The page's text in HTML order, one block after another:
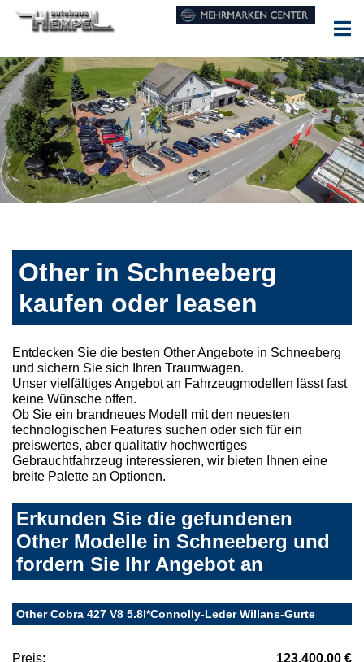
Other in Schneeberg
kaufen oder leasen
Entdecken Sie die besten Other Angebote in Schneeberg
und sichern Sie sich Ihren Traumwagen.
Unser vielfältiges Angebot an Fahrzeugmodellen lässt fast
keine Wünsche offen.
Ob Sie ein brandneues Modell mit den neuesten
technologischen Features suchen oder sich für ein
preiswertes, aber qualitativ hochwertiges
Gebrauchtfahrzeug interessieren, wir bieten Ihnen eine
breite Palette an Optionen.
Erkunden Sie die gefundenen
Other Modelle in Schneeberg und
fordern Sie Ihr Angebot an
Other Cobra 427 V8 5.8l*Connolly-Leder Willans-Gurte
Preis:
123.400,00 €